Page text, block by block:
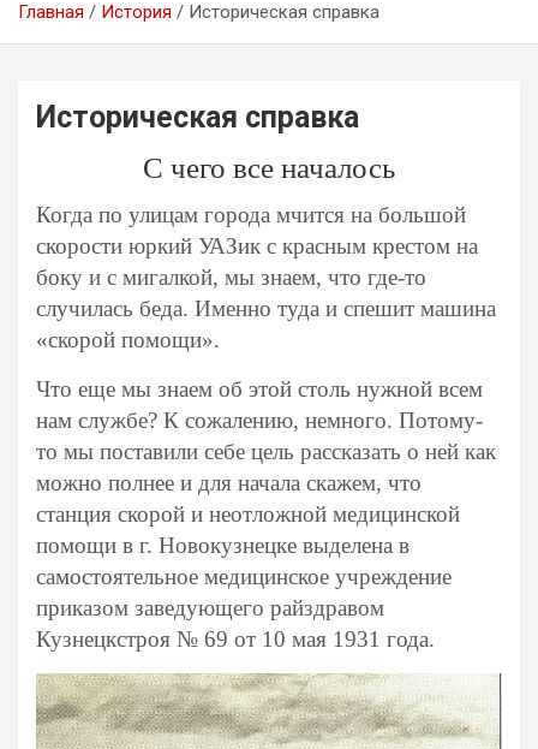
Главная История Историческая справка
Историческая справка
С чего все началось
Когда по улицам города мчится на большой
скорости юркий УАЗик с красным крестом на
боку и с мигалкой, мы знаем, что где-то
случилась беда. Именно туда и спешит машина
«скорой помощи».
Что еще мы знаем об этой столь нужной всем
нам службе? К сожалению, немного. Потому-
то мы поставили себе цель рассказать о ней как
можно полнее и для начала скажем, что
станция скорой и неотложной медицинской
помощи в г. Новокузнецке выделена в
самостоятельное медицинское учреждение
приказом заведующего райздравом
Кузнецкстроя № 69 от 10 мая 1931 года.